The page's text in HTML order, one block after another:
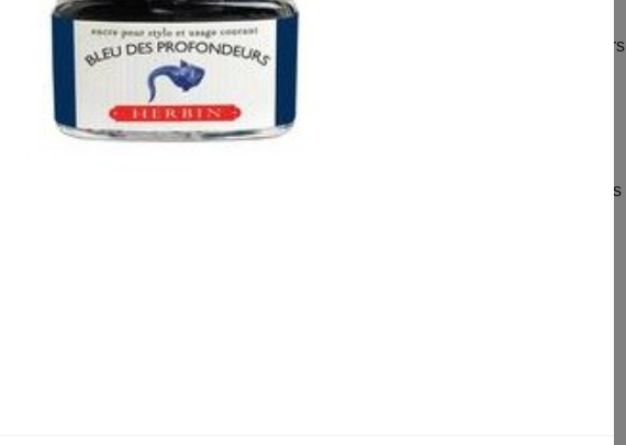
Couleur : Bleu des Profondeurs
Compatible avec la plupart des